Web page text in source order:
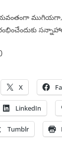
ముగియగా,
X
LinkedIn
Tumblr